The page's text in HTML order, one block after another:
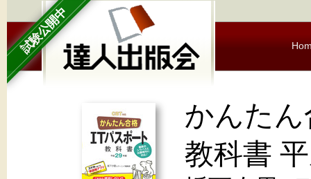
試験公開中
かんた
教科書